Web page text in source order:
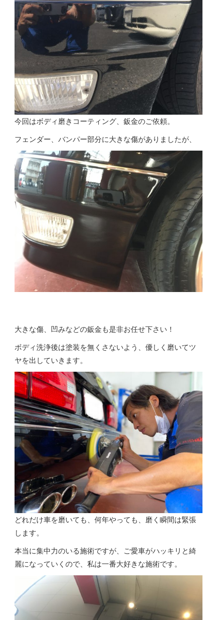
今回はボディ磨きコーティング、鈑金のご依頼。
フェンダー、バンパー部分に大きな傷がありましたが、
大きな傷、凹みなどの鈑金も是非お任せ下さい！
ボディ洗浄後は塗装を無くさないよう、優しく磨いてツ
ヤを出していきます。
どれだけ車を磨いても、何年やっても、磨く瞬間は緊張
します。
本当に集中力のいる施術ですが、ご愛車がハッキリと綺
麗になっていくので、私は一番大好きな施術です。